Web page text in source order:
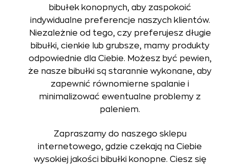
bibułek konopnych, aby zaspokoić
indywidualne preferencje naszych klientów.
Niezależnie od tego, czy preferujesz długie
bibułki, cienkie lub grubsze, mamy produkty
odpowiednie dla Ciebie. Możesz być pewien,
że nasze bibułki są starannie wykonane, aby
zapewnić równomierne spalanie i
minimalizować ewentualne problemy z
paleniem.
Zapraszamy do naszego sklepu
internetowego, gdzie czekają na Ciebie
wysokiej jakości bibułki konopne. Ciesz się